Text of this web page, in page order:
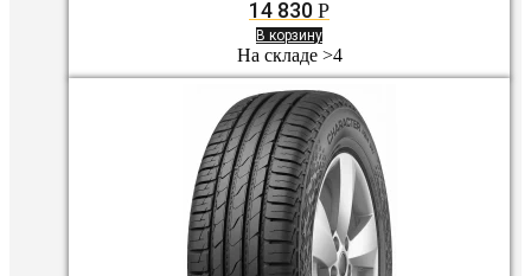
14 830 Р
В корзину
На складе >4